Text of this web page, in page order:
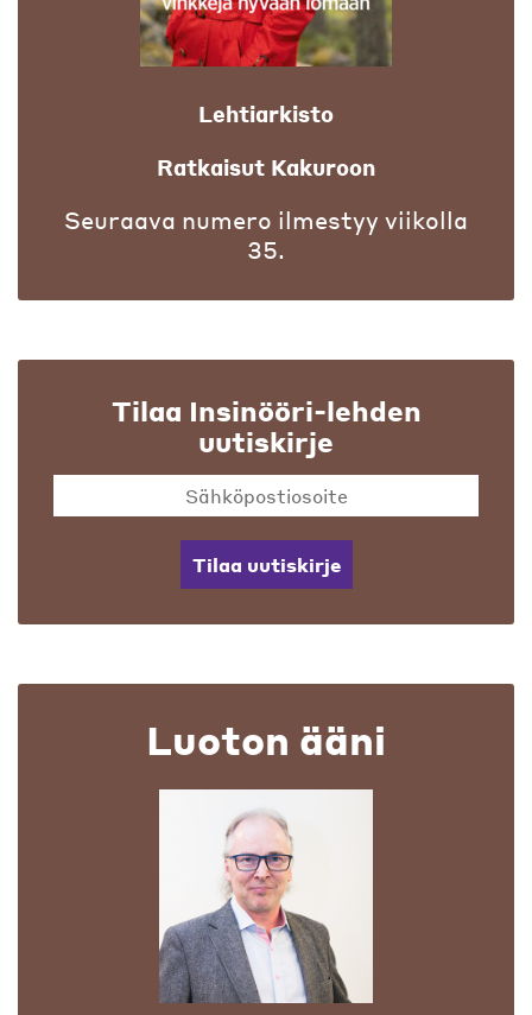
Lehtiarkisto
Ratkaisut Kakuroon
Seuraava numero ilmestyy viikolla
35.
Tilaa Insinööri-lehden
uutiskirje
Tilaa uutiskirje
Luoton ääni